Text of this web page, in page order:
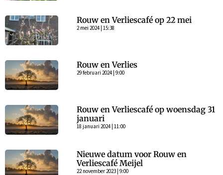
Rouw en Verliescafé op 22 mei
2 mei 2024 | 15:38
Rouw en Verlies
29 februari 2024 | 9:00
Rouw en Verliescafé op woensdag 31
januari
18 januari 2024 | 11:00
Nieuwe datum voor Rouw en
Verliescafé Meijel
22 november 2023 | 9:00